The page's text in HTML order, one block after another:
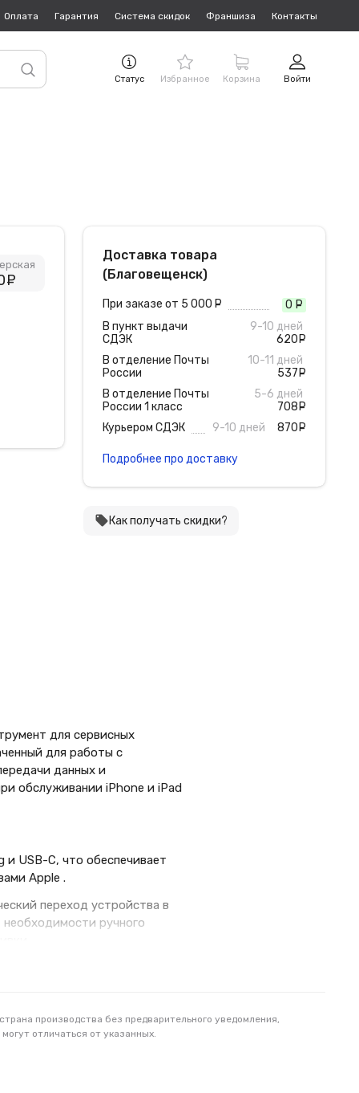
Оплата Гарантия Система скидок Франшиза Контакты
Статус Избранное Корзина Войти
Доставка товара
(Благовещенск)
При заказе от 5 000 0
В пункт выдачи
СДЭК
9-10 дней
620
В отделение Почты
России
10-11 дней
537
В отделение Почты
России 1 класс
5-6 дней
708
Курьером СДЭК
9-10 дней 870
Подробнее про доставку
local_offerКак получать скидки?
для сервисных
для работы с
данных и
обслуживании iPhone и iPad
USB-C, что обеспечивает
Apple .
переход устройства в
ручного
данных и системного
условиях .
устойчивого к разрывам
производства без предварительного уведомления,
отличаться от указанных.